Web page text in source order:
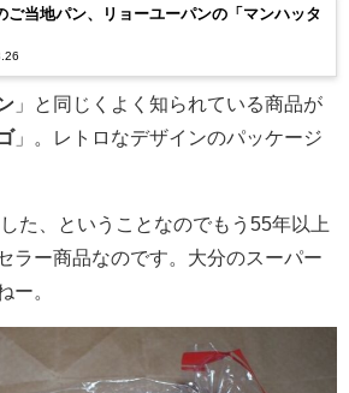
ご当地パン、リョーユーパンの「マンハッタ
」と同じくよく知られている商品が
」。レトロなデザインのパッケージ
た、ということなのでもう55年以上
ラー商品なのです。大分のスーパー
ー。